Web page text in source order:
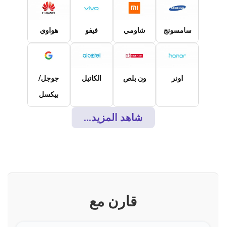
سامسونج شاومي فيفو هواوي
اونر ون بلص الكاتيل
جوجل/
بيكسل
شاهد المزيد...
قارن مع